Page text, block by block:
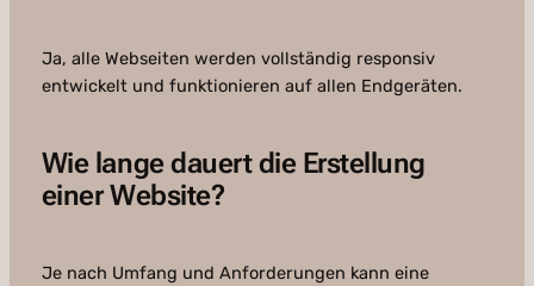
Ja, alle Webseiten werden vollständig responsiv
entwickelt und funktionieren auf allen Endgeräten.
Wie lange dauert die Erstellung
einer Website?
Je nach Umfang und Anforderungen kann eine